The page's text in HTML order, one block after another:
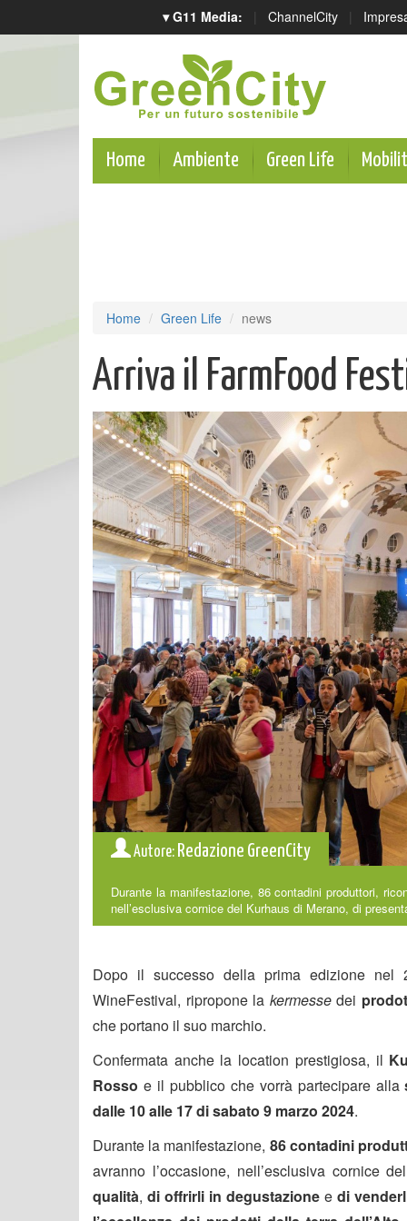
▾ G11 Media: | ChannelCity |
Home Ambiente Green Life
Home Green Life news
Arriva il FarmFood
Autore: Redazione GreenCity
Durante la manifestazione, 86 contadini produttori,
nell’esclusiva cornice del Kurhaus di Merano, di
Dopo il successo della prima edizione nel
WineFestival, ripropone la kermessedei
che portano il suo marchio.
Confermata anche la location prestigiosa, il
Rosso e il pubblico che vorrà partecipare alla
dalle 10 alle 17 di sabato 9 marzo 2024.
Durante la manifestazione, 86 contadini
avranno l’occasione, nell’esclusiva cornice
qualità, di offrirli in degustazionee di